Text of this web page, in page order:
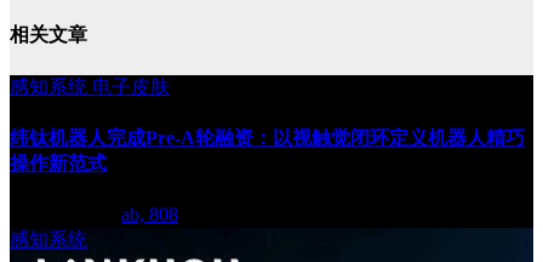
相关文章
感知系统 电子皮肤
纬钛机器人完成Pre-A轮融资：以视触觉闭环定义机器人精巧
操作新范式
ab, 808
感知系统